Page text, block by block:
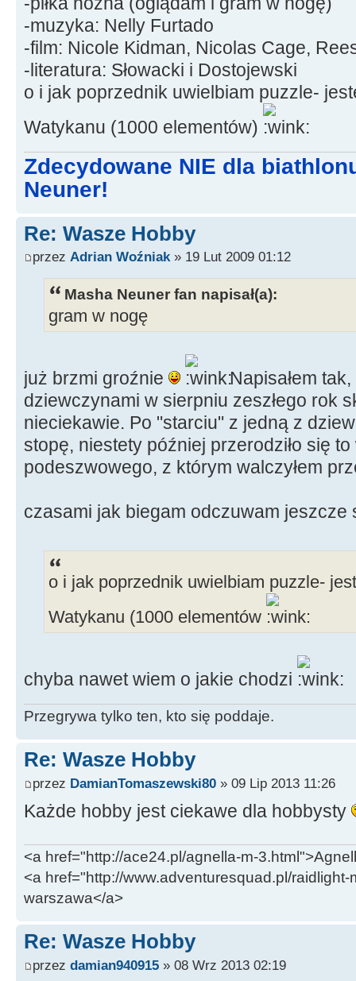
-muzyka: Nelly Furtado
-film: Nicole Kidman, Nicolas Cage,
-literatura: Słowacki i Dostojewski
o i jak poprzednik uwielbiam puzzle-
Watykanu (1000 elementów)
Zdecydowane NIE dla
Neuner!
Re: Wasze Hobby
przez Adrian Woźniak» 19 Lut 2009 01:12
Masha Neuner fan napisał(a):
gram w nogę
już brzmi groźnie
Napisałem
dziewczynami w sierpniu zeszłego rok
nieciekawie. Po "starciu" z jedną z
stopę, niestety później przerodziło się
podeszwowego, z którym walczyłem
czasami jak biegam odczuwam
o i jak poprzednik uwielbiam puzzle-
Watykanu (1000 elementów
chyba nawet wiem o jakie chodzi
Przegrywa tylko ten, kto się poddaje.
Re: Wasze Hobby
przez DamianTomaszewski80 » 09 Lip 2013 11:26
Każde hobby jest ciekawe dla hobbysty
<a href="http://ace24.pl/agnella-m-
<a href="http://www.adventuresquad.pl/raidlight-
warszawa</a>
Re: Wasze Hobby
przez damian940915 » 08 Wrz 2013 02:19